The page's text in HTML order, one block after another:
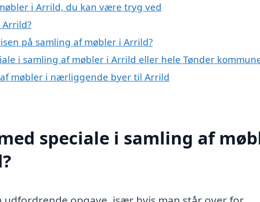
i Arrild, du kan være tryg ved
på samling af møbler i Arrild?
i samling af møbler i Arrild eller hele Tønder
møbler i nærliggende byer til Arrild
speciale i samling af